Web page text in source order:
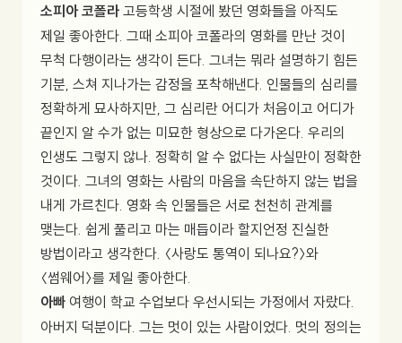
소피아 코폴라 고등학생 시절에 봤던 영화들을 아직도
제일 좋아한다. 그때 소피아 코폴라의 영화를 만난 것이
무척 다행이라는 생각이 든다. 그녀는 뭐라 설명하기 힘든
기분, 스쳐 지나가는 감정을 포착해낸다. 인물들의 심리를
정확하게 묘사하지만, 그 심리란 어디가 처음이고 어디가
끝인지 알 수가 없는 미묘한 형상으로 다가온다. 우리의
인생도 그렇지 않나. 정확히 알 수 없다는 사실만이 정확한
것이다. 그녀의 영화는 사람의 마음을 속단하지 않는 법을
내게 가르친다. 영화 속 인물들은 서로 천천히 관계를
맺는다. 쉽게 풀리고 마는 매듭이라 할지언정 진실한
방법이라고 생각한다. 〈사랑도 통역이 되나요?〉와
〈썸웨어〉를 제일 좋아한다.
아빠 여행이 학교 수업보다 우선시되는 가정에서 자랐다.
아버지 덕분이다. 그는 멋이 있는 사람이었다. 멋의 정의는